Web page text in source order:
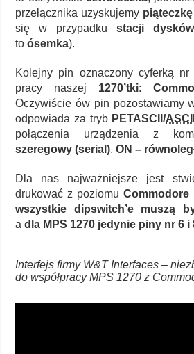
przełącznika uzyskujemy piąteczkę
się w przypadkustacji dysków
toósemka).
Kolejny pin oznaczony cyferką
pracy naszej 1270’tki:
Oczywiście ów pin pozostawiamy
odpowiada za tryb PETASCII/ASCII
połączenia urządzenia z
szeregowy (serial),ON –
Dla nas najważniejsze jest
drukować z poziomuCommodore
wszystkie dipswitch’e muszą
adla MPS 1270 jedynie piny nr 6 i
Interfejs firmy W&T Interfaces –
do współpracy MPS 1270 z